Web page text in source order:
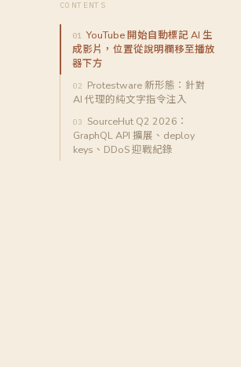
CONTENTS
YouTube 開始自動標記 AI 生
成影片，位置從說明欄移至播放
器下方
Protestware 新形態：針對
AI 代理的純文字指令注入
SourceHut Q2 2026：
GraphQL API 擴展、deploy
keys、DDoS 迎戰紀錄